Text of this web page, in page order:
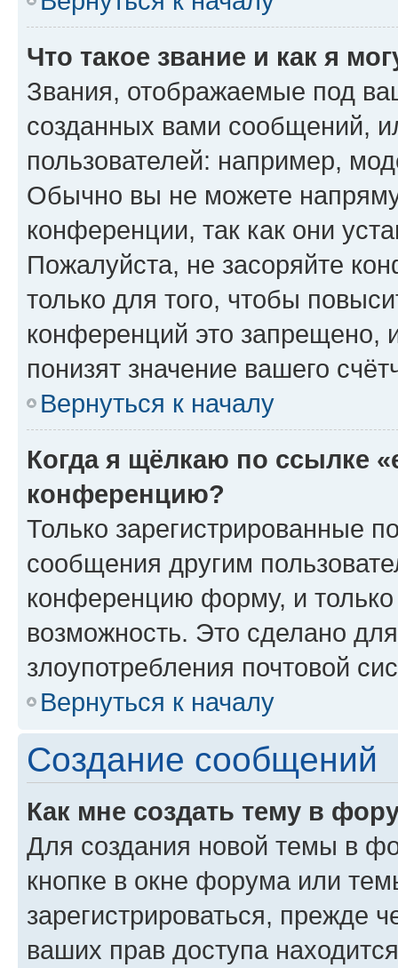
Что такое звание и как я
Звания, отображаемые под
созданных вами сообщений,
пользователей: например,
Обычно вы не можете
конференции, так как они
Пожалуйста, не засоряйте
только для того, чтобы
конференций это запрещено,
понизят значение вашего
Вернуться к началу
Когда я щёлкаю по ссылке
конференцию?
Только зарегистрированные
сообщения другим
конференцию форму, и
возможность. Это сделано
злоупотребления почтовой
Вернуться к началу
Создание сообщений
Как мне создать тему в
Для создания новой темы в
кнопке в окне форума или
зарегистрироваться, прежде
ваших прав доступа